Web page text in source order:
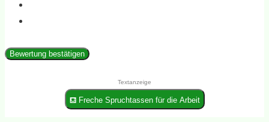
Bewertung bestätigen
Textanzeige
⛾ Freche Spruchtassen für die Arbeit